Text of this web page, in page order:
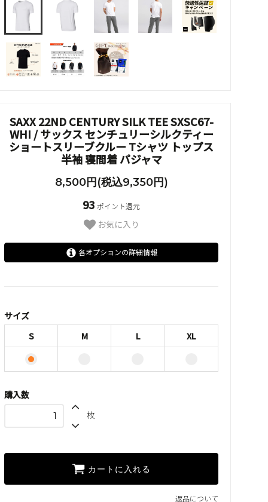
SAXX 22ND CENTURY SILK TEE SXSC67-
WHI / サックス センチュリーシルクティー
ショートスリーブクルー Tシャツ トップス
半袖 寝間着 パジャマ
8,500円(税込9,350円)
93 ポイント還元
お気に入り
各オプションの詳細情報
サイズ
S
M L XL
購入数
枚
カートに入れる
返品について